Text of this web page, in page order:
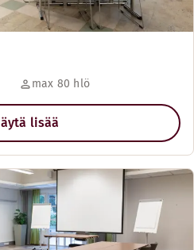
max 80 hlö
lisää